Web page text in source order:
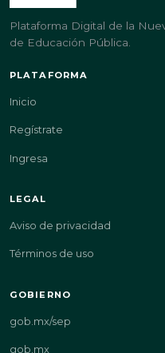
Plataforma Digital de la
de Educación Pública.
PLATAFORMA
Inicio
Regístrate
Ingresa
LEGAL
Aviso de privacidad
Términos de uso
GOBIERNO
gob.mx/sep
gob.mx